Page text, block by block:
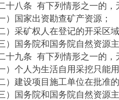
八条 有下列情形之一的，
国家出资勘查矿产资源；
采矿权人在登记的开采区域
国务院和国务院自然资源主
九条 有下列情形之一的，
个人为生活自用采挖只能用
建设项目施工单位在批准的
国务院和国务院自然资源主